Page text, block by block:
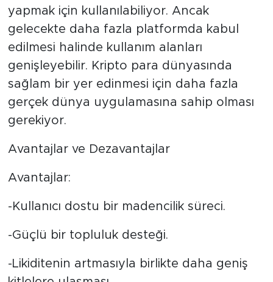
yapmak için kullanılabiliyor. Ancak
gelecekte daha fazla platformda kabul
edilmesi halinde kullanım alanları
genişleyebilir. Kripto para dünyasında
sağlam bir yer edinmesi için daha fazla
gerçek dünya uygulamasına sahip olması
gerekiyor.
Avantajlar ve Dezavantajlar
Avantajlar:
-Kullanıcı dostu bir madencilik süreci.
-Güçlü bir topluluk desteği.
-Likiditenin artmasıyla birlikte daha geniş